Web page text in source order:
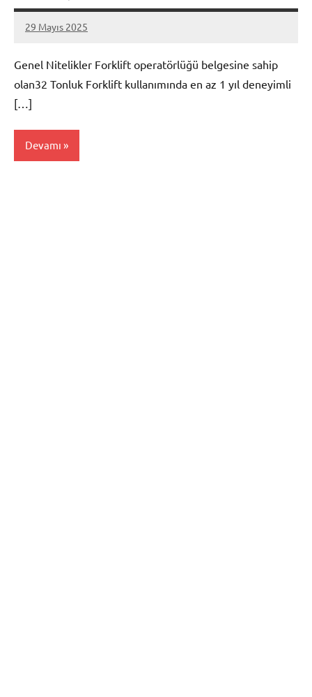
29 Mayıs 2025
admin
Yorum
Genel Nitelikler Forklift operatörlüğü belgesine sahip
olan32 Tonluk Forklift kullanımında en az 1 yıl deneyimli
[…]
Devamı